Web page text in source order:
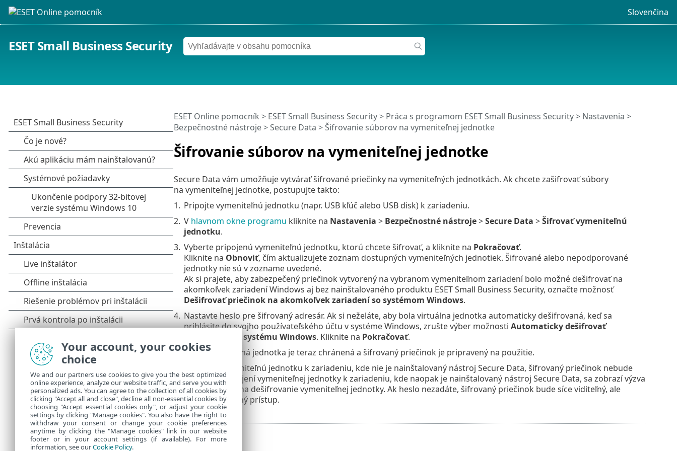
Slovenčina
ESET Small Business Security
Šifrovanie súborov na vymeniteľnej jednotke
ESET Online pomocník > ESET Small Business Security> Práca s programom ESET Small Business Security> Nastavenia >
Bezpečnostné nástroje>Secure Data > Šifrovanie súborov na vymeniteľnej jednotke
Secure Data vám umožňuje vytvárať šifrované priečinky na vymeniteľných jednotkách. Ak chcete zašifrovať súbory
na vymeniteľnej jednotke, postupujte takto:
1. Pripojte vymeniteľnú jednotku (napr. USB kľúč alebo USB disk) k zariadeniu.
2. V hlavnom okne programu kliknite na Nastavenia > Bezpečnostné nástroje>Secure Data >Šifrovať vymeniteľnú
jednotku.
3. Vyberte pripojenú vymeniteľnú jednotku, ktorú chcete šifrovať, a kliknite na Pokračovať.
Kliknite na Obnoviť, čím aktualizujete zoznam dostupných vymeniteľných jednotiek. Šifrované alebo nepodporované
jednotky nie sú v zozname uvedené.
Ak si prajete, aby zabezpečený priečinok vytvorený na vybranom vymeniteľnom zariadení bolo možné dešifrovať na
akomkoľvek zariadení Windows aj bez nainštalovaného produktu ESET Small Business Security, označte možnosť
Dešifrovať priečinok na akomkoľvek zariadení so systémom Windows.
4. Nastavte heslo pre šifrovaný adresár. Ak si neželáte, aby bola virtuálna jednotka automaticky dešifrovaná, keď sa
prihlásite do svojho používateľského účtu v systéme Windows, zrušte výber možnosti Automaticky dešifrovať
na tomto účte systému Windows. Kliknite na Pokračovať.
5. Vaša vymeniteľná jednotka je teraz chránená a šifrovaný priečinok je pripravený na použitie.
Ak pripojíte vymeniteľnú jednotku k zariadeniu, kde nie je nainštalovaný nástroj Secure Data, šifrovaný priečinok nebude
viditeľný. Po pripojení vymeniteľnej jednotky k zariadeniu, kde naopak je nainštalovaný nástroj Secure Data, sa zobrazí výzva
na zadanie hesla na dešifrovanie vymeniteľnej jednotky. Ak heslo nezadáte, šifrovaný priečinok bude síce viditeľný, ale
nebude doň možný prístup.
Your account, your cookies
choice
We and our partners use cookies to give you the best optimized
online experience, analyze our website traffic, and serve you with
personalized ads. You can agree to the collection of all cookies by
clicking "Accept all and close", decline all non-essential cookies by
choosing "Accept essential cookies only", or adjust your cookie
settings by clicking "Manage cookies". You also have the right to
withdraw your consent or change your cookie preferences
anytime by clicking the "Manage cookies" link in our website
footer or in your account settings (if available). For more
information, see ourCookie Policy.